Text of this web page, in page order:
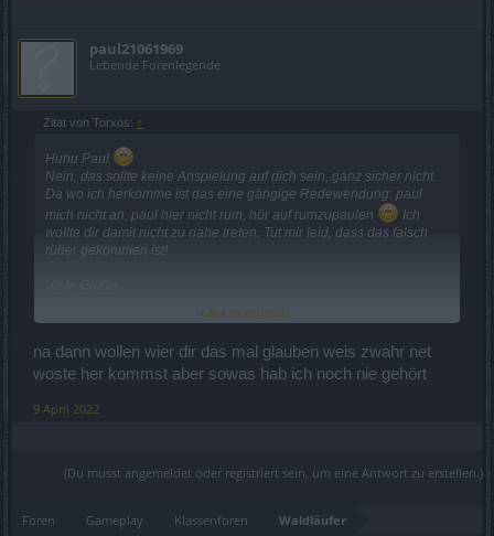
paul21061969
Lebende Forenlegende
Zitat von Torxos: ↑
Huhu Paul
Nein, das sollte keine Anspielung auf dich sein, ganz sicher nicht.
Da wo ich herkomme ist das eine gängige Redewendung: paul
mich nicht an, paul hier nicht rum, hör auf rumzupaulen
Ich
wollte dir damit nicht zu nahe treten. Tut mir leid, dass das falsch
rüber gekommen ist!
Thalanthir
Click to expand...
na dann wollen wier dir das mal glauben weis zwahr net
woste her kommst aber sowas hab ich noch nie gehört
9 April 2022
(Du musst angemeldet oder registriert sein, um eine Antwort zu erstellen.)
Foren Gameplay Klassenforen Waldläufer